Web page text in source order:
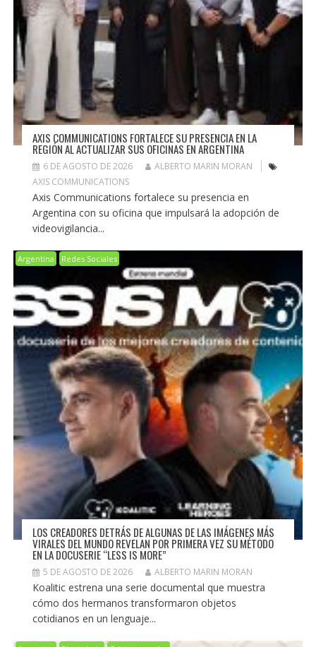
AXIS COMMUNICATIONS FORTALECE SU PRESENCIA EN LA
REGIÓN AL ACTUALIZAR SUS OFICINAS EN ARGENTINA
6 DE AGOSTO DE 2026
ALBERTO MARIN MORAN
AXIS COMMUNICATIONS
Axis Communications fortalece su presencia en
Argentina con su oficina que impulsará la adopción de
videovigilancia...
Argentina Redes Sociales
LOS CREADORES DETRÁS DE ALGUNAS DE LAS IMÁGENES MÁS
VIRALES DEL MUNDO REVELAN POR PRIMERA VEZ SU MÉTODO
EN LA DOCUSERIE “LESS IS MORE”
5 DE AGOSTO DE 2026 ALBERTO MARIN MORAN
Koalitic estrena una serie documental que muestra
cómo dos hermanos transformaron objetos
cotidianos en un lenguaje...